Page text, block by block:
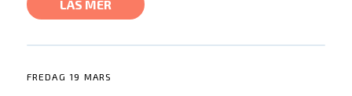
LÄS MER
FREDAG 19 MARS